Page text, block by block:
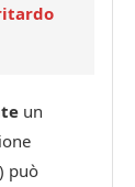
un
può